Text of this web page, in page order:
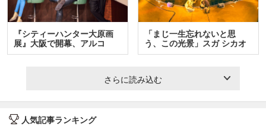
『シティーハンター大原画
展』大阪で開幕、アルコ
＆…
「まじ一生忘れないと思
う、この光景」スガ シカオ
と…
さらに読み込む
人気記事ランキング